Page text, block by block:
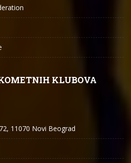
KLUBOVA
11070 Novi Beograd